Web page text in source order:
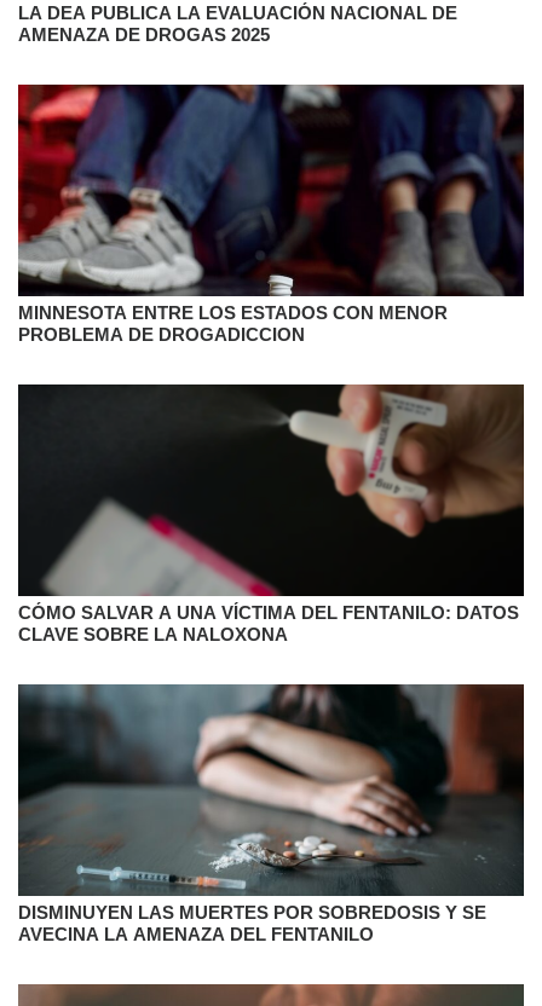
LA DEA PUBLICA LA EVALUACIÓN NACIONAL DE
AMENAZA DE DROGAS 2025
MINNESOTA ENTRE LOS ESTADOS CON MENOR
PROBLEMA DE DROGADICCION
CÓMO SALVAR A UNA VÍCTIMA DEL FENTANILO: DATOS
CLAVE SOBRE LA NALOXONA
DISMINUYEN LAS MUERTES POR SOBREDOSIS Y SE
AVECINA LA AMENAZA DEL FENTANILO